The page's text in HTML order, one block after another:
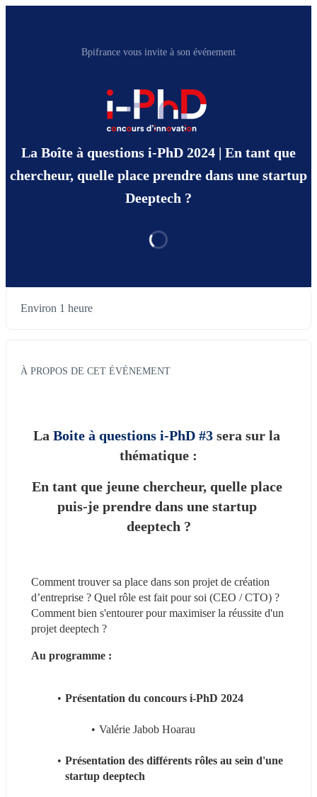
Bpifrance vous invite à son événement
La Boîte à questions i-PhD 2024 | En tant que
chercheur, quelle place prendre dans une startup
Deeptech ?
Environ 1 heure
À PROPOS DE CET ÉVÉNEMENT
La Boite à questions i-PhD #3 sera sur la
thématique :
En tant que jeune chercheur, quelle place
puis-je prendre dans une startup
deeptech ?
Comment trouver sa place dans son projet de création
d’entreprise ? Quel rôle est fait pour soi (CEO / CTO) ?
Comment bien s'entourer pour maximiser la réussite d'un
projet deeptech ?
Au programme :
Présentation du concours i-PhD 2024
Valérie Jabob Hoarau
Présentation des différents rôles au sein d'une
startup deeptech